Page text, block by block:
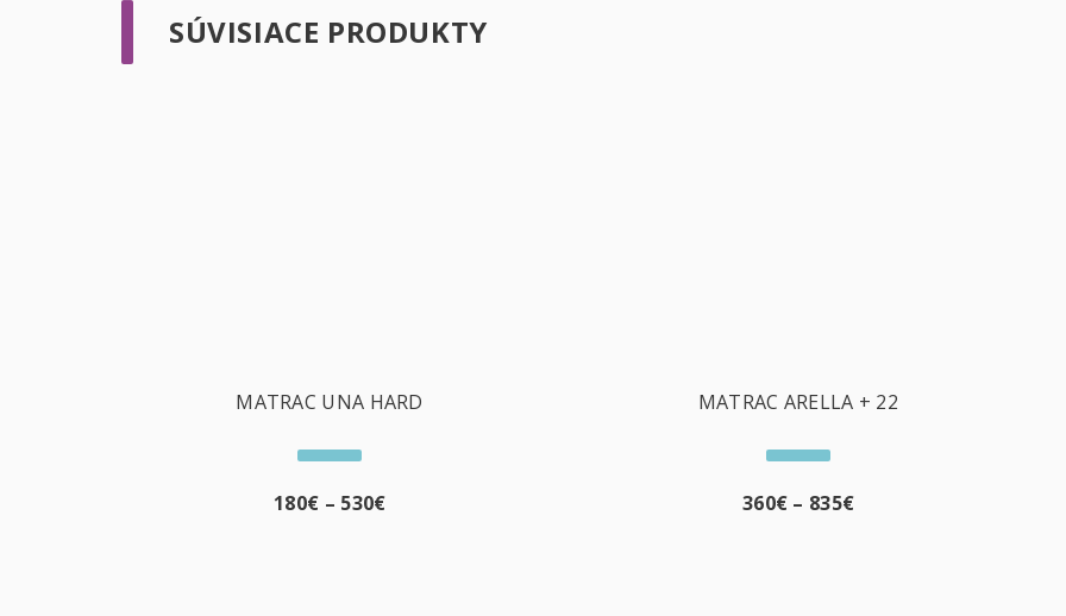
SÚVISIACE PRODUKTY
MATRAC UNA HARD
180€ – 530€
MATRAC ARELLA + 22
360€ – 835€